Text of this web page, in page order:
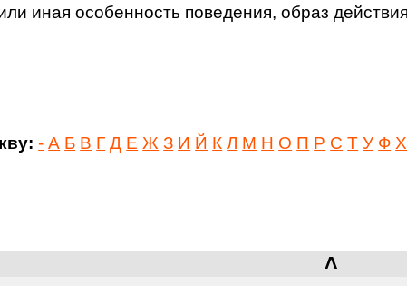
иная особенность поведения, образ
- А Б В Г Д Е Ж З И Й К Л М Н О П Р С Т У Ф Х
˄